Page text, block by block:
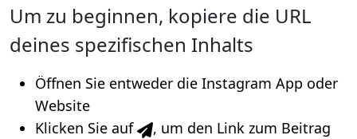
Um zu beginnen, kopiere die URL
deines spezifischen Inhalts
Öffnen Sie entweder die Instagram App oder
Website
Klicken Sie auf
, um den Link zum Beitrag